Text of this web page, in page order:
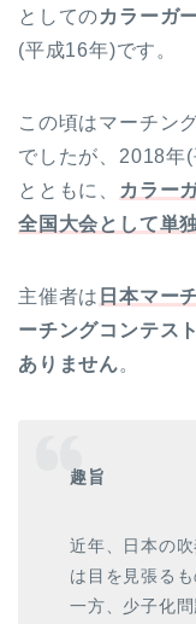
としてのカラーガ
(平成16年)です。
この頃はマーチン
でしたが、2018年
とともに、
カラー
全国大会として単
主催者は 日本マー
ーチングコンテスト
ありません。
趣旨
近年、日本の
は目を見張るも
一方、少子化